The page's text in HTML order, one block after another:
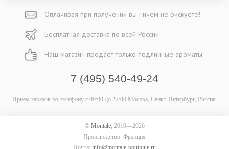
Оплачивая при получении вы ничем не рискуете!
Бесплатная доставка по всей России
Наш магазин продает только подлинные ароматы
7 (495) 540-49-24
Прием заказов по телефону с 09:00 до 22:00Москва, Санкт-Петербург, Россия.
© Montale, 2010—2026
Производство: Франция
Почта: info@montale-boutique.ru